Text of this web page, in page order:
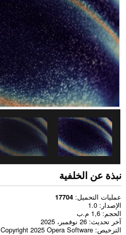
نبذة عن الخلفية
عمليات التحميل 17704
الإصدار
1.0
الحجم 1,6 م.ب
آخر تحديث 26 نوفمبر، 2025
الترخيص Copyright 2025 Opera Software